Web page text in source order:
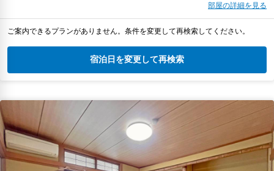
部屋の詳細を見る
ご案内できるプランがありません。条件を変更して再検索してください。
宿泊日を変更して再検索